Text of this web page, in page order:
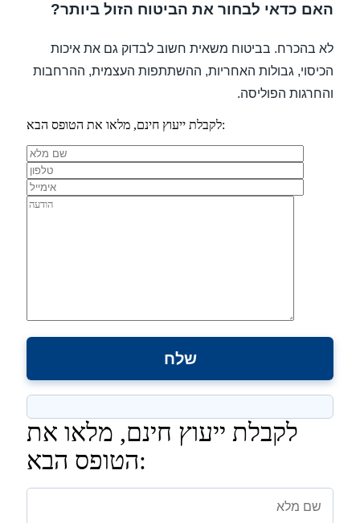
האם כדאי לבחור את הביטוח הזול ביותר?
לא בהכרח. בביטוח משאית חשוב לבדוק גם את איכות
הכיסוי, גבולות האחריות, ההשתתפות העצמית, ההרחבות
והחרגות הפוליסה.
לקבלת ייעוץ חינם, מלאו את הטופס הבא:
לקבלת ייעוץ חינם, מלאו את
הטופס הבא: